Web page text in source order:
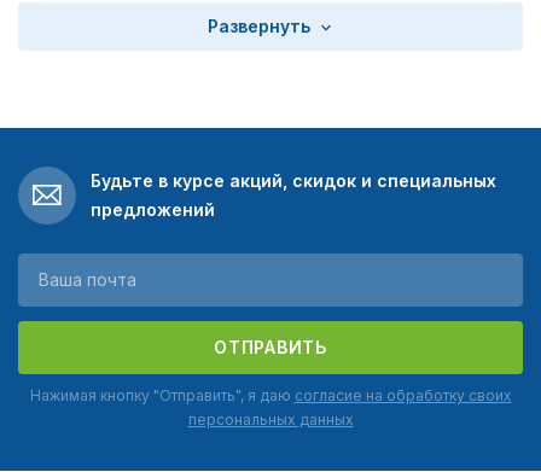
Развернуть
Будьте в курсе акций, скидок и специальных
предложений
ОТПРАВИТЬ
Нажимая кнопку "Отправить", я даю согласие на обработку своих
персональных данных